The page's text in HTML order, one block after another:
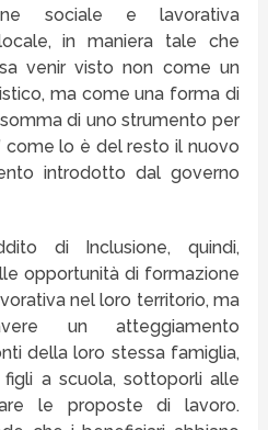
sociale e lavorativa
in maniera tale che
venir visto non come un
ma come una forma di
di uno strumento per
come lo è del resto il nuovo
introdotto dal governo
di Inclusione, quindi,
opportunità di formazione
nel loro territorio, ma
un atteggiamento
della loro stessa famiglia,
a scuola, sottoporli alle
le proposte di lavoro.